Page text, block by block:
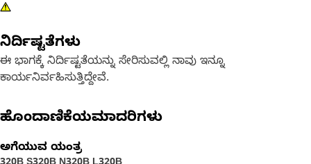
ನಿರ್ದಿಷ್ಟತೆಗಳು
ಈ ಭಾಗಕ್ಕೆ ನಿರ್ದಿಷ್ಟತೆಯನ್ನು ಸೇರಿಸುವಲ್ಲಿ ನಾವು ಇನ್ನೂ
ಕಾರ್ಯನಿರ್ವಹಿಸುತ್ತಿದ್ದೇವೆ.
ಹೊಂದಾಣಿಕೆಯಮಾದರಿಗಳು
ಅಗೆಯುವ ಯಂತ್ರ